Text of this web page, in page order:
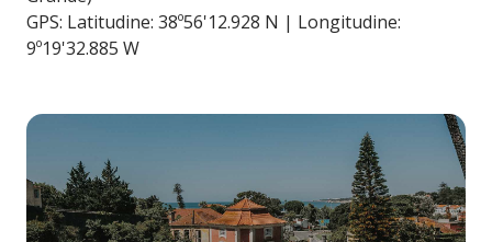
GPS: Latitudine: 38º56'12.928 N | Longitudine:
9º19'32.885 W